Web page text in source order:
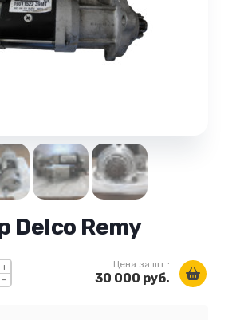
Delco Remy
+
-
Цена за шт.:
30 000 руб.